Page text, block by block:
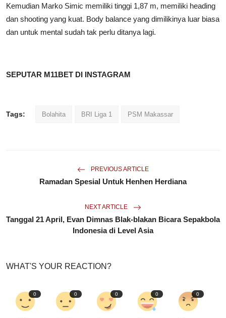
Kemudian Marko Simic memiliki tinggi 1,87 m, memiliki heading
dan shooting yang kuat. Body balance yang dimilikinya luar biasa
dan untuk mental sudah tak perlu ditanya lagi.
SEPUTAR M11BET DI INSTAGRAM
Tags: Bolahita BRI Liga 1 PSM Makassar
PREVIOUS ARTICLE
Ramadan Spesial Untuk Henhen Herdiana
NEXT ARTICLE
Tanggal 21 April, Evan Dimnas Blak-blakan Bicara Sepakbola
Indonesia di Level Asia
WHAT'S YOUR REACTION?
0 0 0 0 0